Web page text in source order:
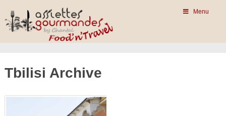
Menu
Tbilisi Archive